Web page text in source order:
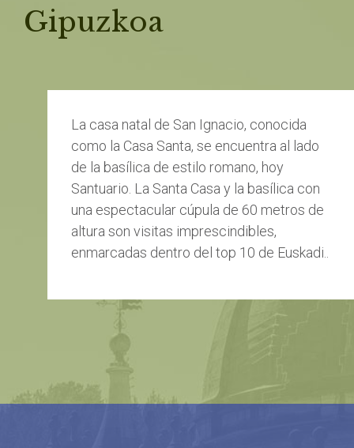
Gipuzkoa
La casa natal de San Ignacio, conocida
como la Casa Santa, se encuentra al lado
de la basílica de estilo romano, hoy
Santuario. La Santa Casa y la basílica con
una espectacular cúpula de 60 metros de
altura son visitas imprescindibles,
enmarcadas dentro del top 10 de Euskadi..